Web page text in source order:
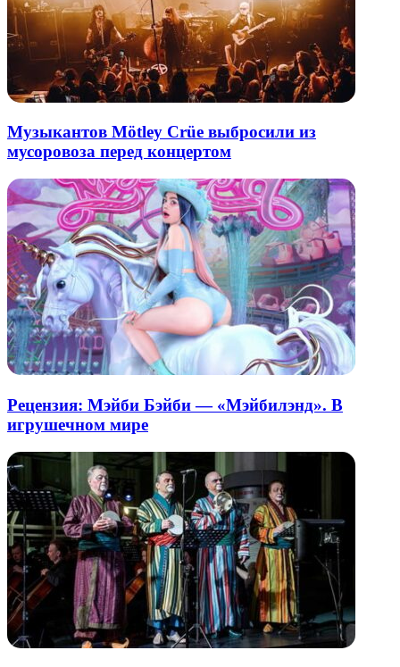
Музыкантов Mötley Crüe выбросили из
мусоровоза перед концертом
Рецензия: Мэйби Бэйби — «Мэйбилэнд». В
игрушечном мире